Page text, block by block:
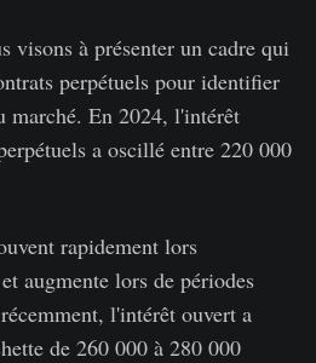
visons à présenter un cadre qui
perpétuels pour identifier
marché. En 2024, l'intérêt
a oscillé entre 220 000
rapidement lors
augmente lors de périodes
l'intérêt ouvert a
de 260 000 à 280 000